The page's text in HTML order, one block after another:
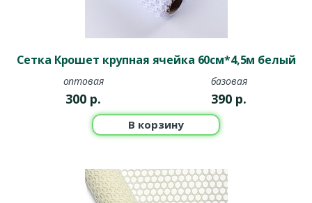
Сетка Крошет крупная ячейка 60см*4,5м белый
оптовая
300 р.
базовая
390 р.
В корзину